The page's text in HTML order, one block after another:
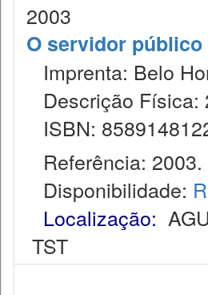
2003
O servidor
Imprenta: Belo
Descrição Física:
ISBN:
Referência: 2003.
Disponibilidade:
Localização: AGU
TST